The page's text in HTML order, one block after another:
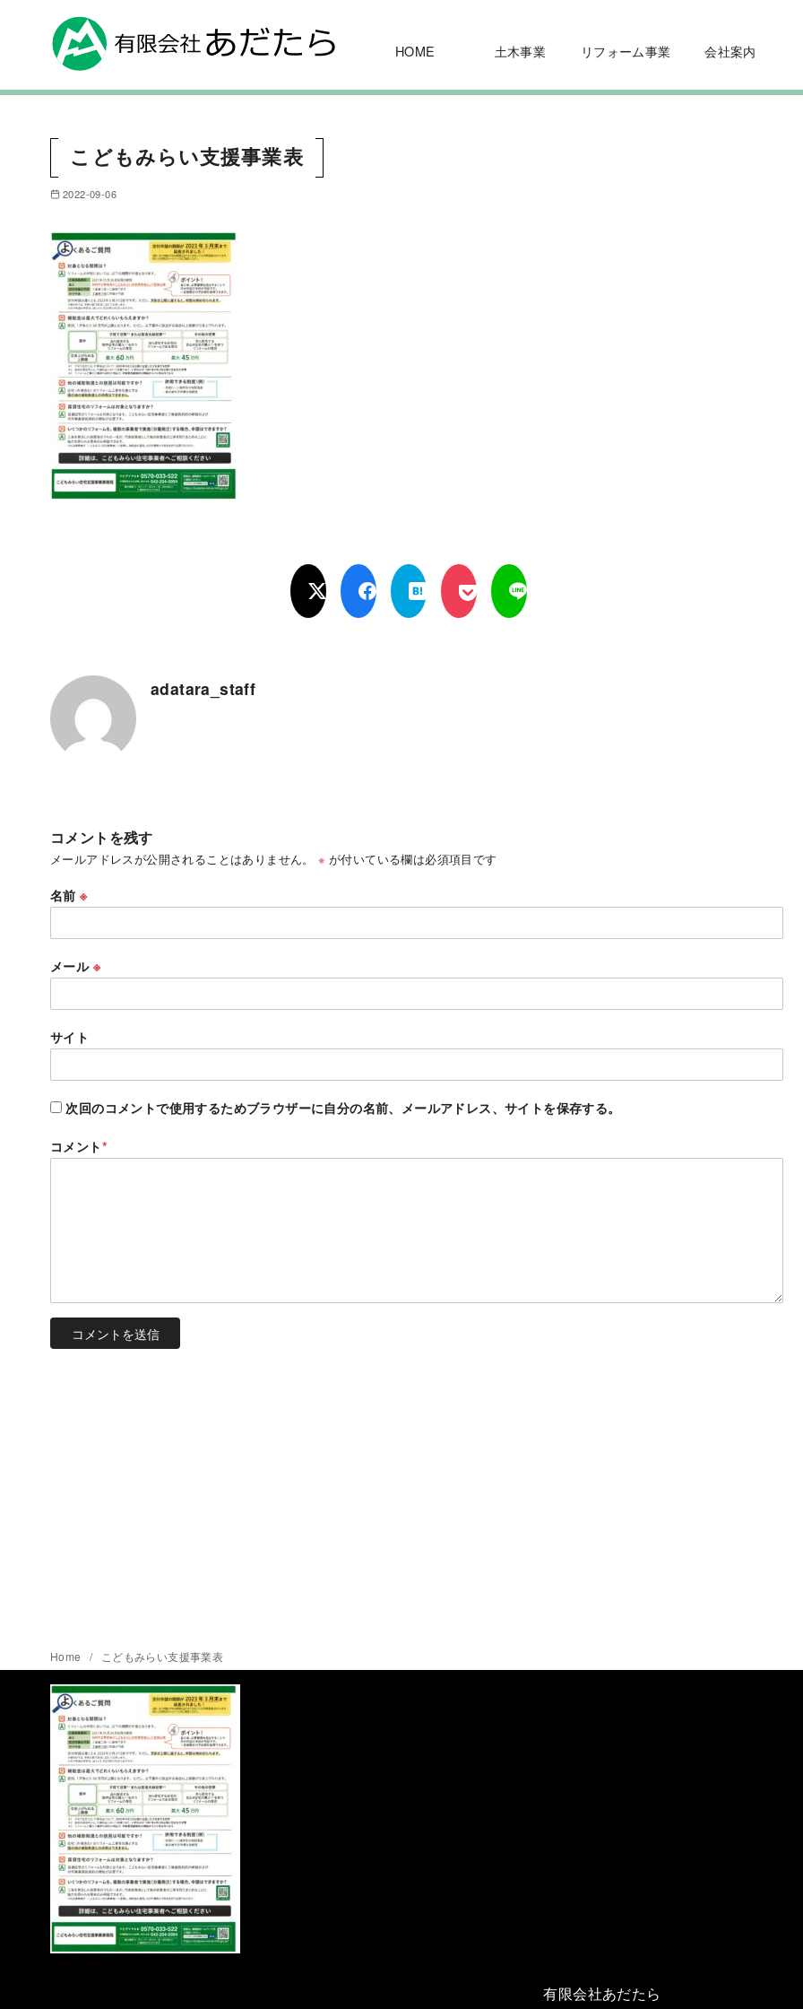
HOME 土木事業 リフォーム事業 会社案内
こどもみらい支援事業表
2022-09-06
adatara_staff
コメントを残す
メールアドレスが公開されることはありません。 ※ が付いている欄は必須項目です
名前※
メール ※
サイト
次回のコメントで使用するためブラウザーに自分の名前、メールアドレス、サイトを保存する。
コメント*
Home こどもみらい支援事業表
有限会社あだたら